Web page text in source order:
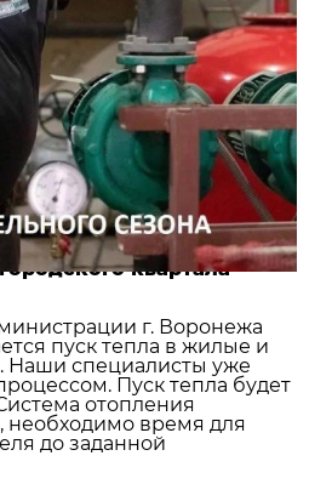
квартала
г. Воронежа
пуск тепла в жилые и
специалисты уже
Пуск тепла будет
отопления
необходимо время для
до заданной